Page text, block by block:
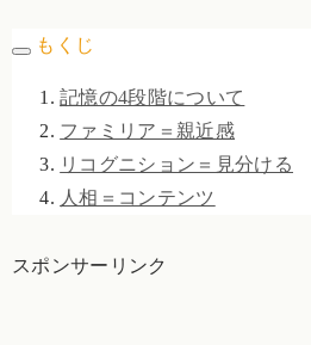
もくじ
記憶の4段階について
ファミリア＝親近感
リコグニション＝見分ける
人相＝コンテンツ
スポンサーリンク